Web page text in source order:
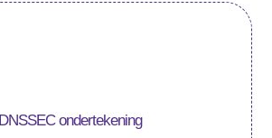
DNSSEC ondertekening